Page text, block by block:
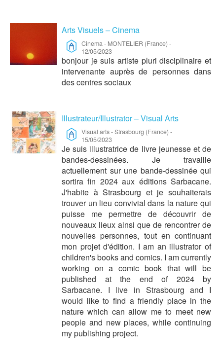
Arts Visuels – Cinema
Cinema- MONTELIER (France) -
12/05/2023
bonjour je suis artiste pluri disciplinaire et
intervenante auprès de personnes dans
des centres sociaux
Illustrateur/Illustrator – Visual Arts
Visual arts-Strasbourg (France) -
15/05/2023
Je suis illustratrice de livre jeunesse et de
bandes-dessinées. Je travaille
actuellement sur une bande-dessinée qui
sortira fin 2024 aux éditions Sarbacane.
J'habite à Strasbourg et je souhaiterais
trouver un lieu convivial dans la nature qui
puisse me permettre de découvrir de
nouveaux lieux ainsi que de rencontrer de
nouvelles personnes, tout en continuant
mon projet d'édition. I am an illustrator of
children's books and comics. I am currently
working on a comic book that will be
published at the end of 2024 by
Sarbacane. I live in Strasbourg and I
would like to find a friendly place in the
nature which can allow me to meet new
people and new places, while continuing
my publishing project.